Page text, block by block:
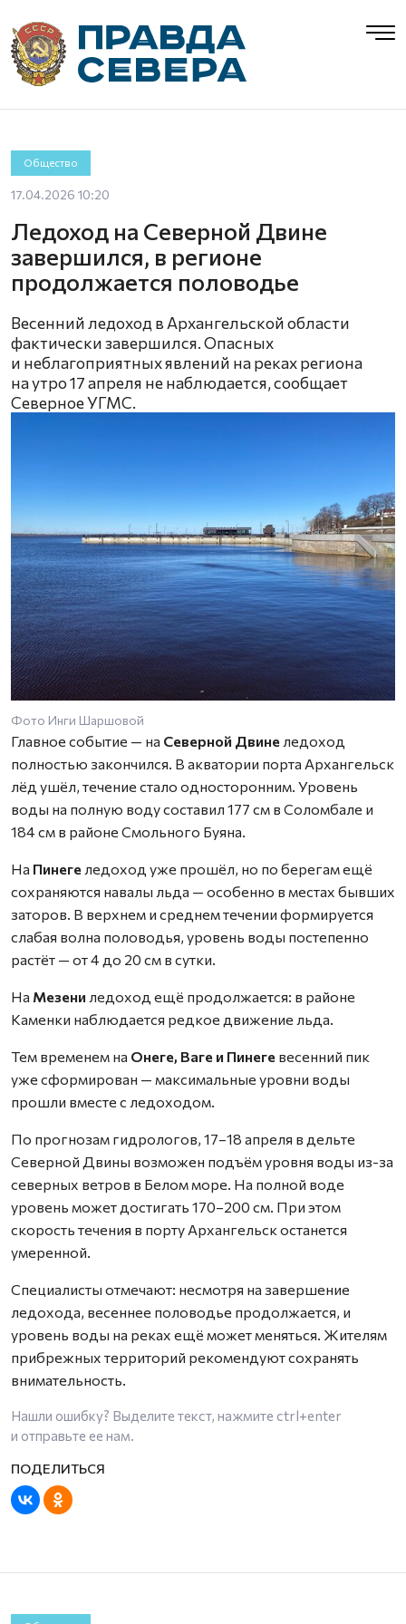
Общество
17.04.2026 10:20
Ледоход на Северной Двине
завершился, в регионе
продолжается половодье
Весенний ледоход в Архангельской области
фактически завершился. Опасных
и неблагоприятных явлений на реках региона
на утро 17 апреля не наблюдается, сообщает
Северное УГМС.
Фото Инги Шаршовой
Главное событие — на Северной Двине ледоход
полностью закончился. В акватории порта Архангельск
лёд ушёл, течение стало односторонним. Уровень
воды на полную воду составил 177 см в Соломбале и
184 см в районе Смольного Буяна.
На Пинеге ледоход уже прошёл, но по берегам ещё
сохраняются навалы льда — особенно в местах бывших
заторов. В верхнем и среднем течении формируется
слабая волна половодья, уровень воды постепенно
растёт — от 4 до 20 см в сутки.
На Мезени ледоход ещё продолжается: в районе
Каменки наблюдается редкое движение льда.
Тем временем на Онеге, Ваге и Пинеге весенний пик
уже сформирован — максимальные уровни воды
прошли вместе с ледоходом.
По прогнозам гидрологов, 17–18 апреля в дельте
Северной Двины возможен подъём уровня воды из-за
северных ветров в Белом море. На полной воде
уровень может достигать 170–200 см. При этом
скорость течения в порту Архангельск останется
умеренной.
Специалисты отмечают: несмотря на завершение
ледохода, весеннее половодье продолжается, и
уровень воды на реках ещё может меняться. Жителям
прибрежных территорий рекомендуют сохранять
внимательность.
Нашли ошибку? Выделите текст, нажмите ctrl+enter
и отправьте ее нам.